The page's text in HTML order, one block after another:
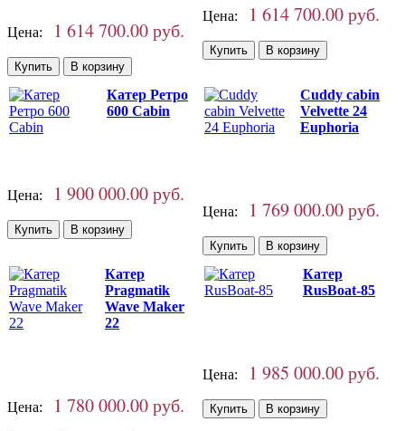
Цена: 1 614 700.00 руб.
Цена: 1 614 700.00 руб.
Катер Ретро
600 Cabin
Цена: 1 900 000.00 руб.
Cuddy cabin
Velvette 24
Euphoria
Цена: 1 769 000.00 руб.
Катер
Pragmatik
Wave Maker
22
Цена: 1 780 000.00 руб.
Катер
RusBoat-85
Цена: 1 985 000.00 руб.